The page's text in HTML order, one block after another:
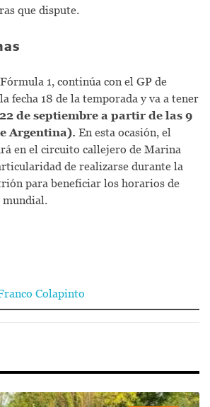
que dispute.
1, continúa con el GP de
fecha 18 de la temporada y va a tener
de septiembre a partir de las 9
Argentina). En esta ocasión, el
en el circuito callejero de Marina
de realizarse durante la
para beneficiar los horarios de
Colapinto